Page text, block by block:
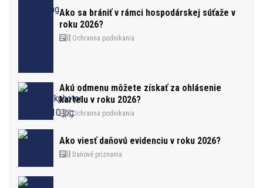
Ako sa brániť v rámci hospodárskej súťaže v
roku 2026?
Ochranna podnikania
Akú odmenu môžete získať za ohlásenie
kartelu v roku 2026?
Ochranna podnikania
Ako viesť daňovú evidenciu v roku 2026?
Daňové priznania